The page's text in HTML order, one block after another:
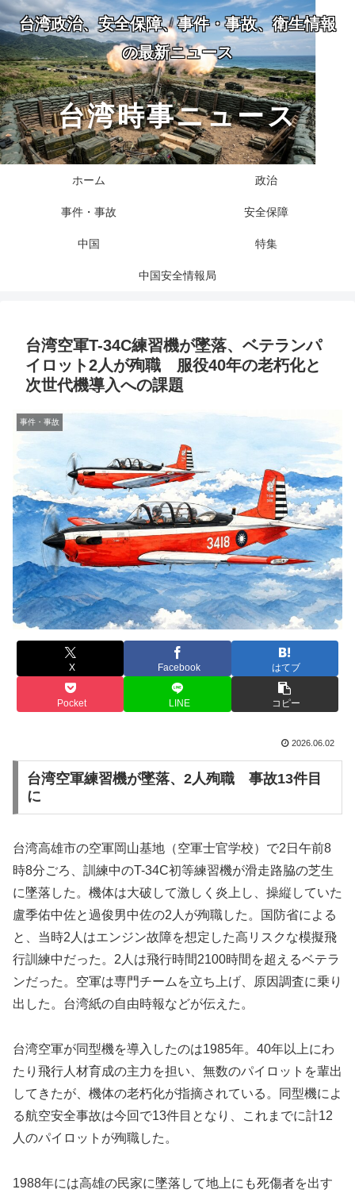
台湾政治、安全保障、事件・事故、衛生情報
の最新ニュース
台湾時事ニュース
ホーム 政治
事件・事故 安全保障
中国 特集
中国安全情報局
台湾空軍T-34C練習機が墜落、ベテランパ
イロット2人が殉職 服役40年の老朽化と
次世代機導入への課題
事件・事故
X Facebook はてブ
Pocket LINE コピー
2026.06.02
台湾空軍練習機が墜落、2人殉職 事故13件目
に
台湾高雄市の空軍岡山基地（空軍士官学校）で2日午前8
時8分ごろ、訓練中のT-34C初等練習機が滑走路脇の芝生
に墜落した。機体は大破して激しく炎上し、操縦していた
盧季佑中佐と過俊男中佐の2人が殉職した。国防省による
と、当時2人はエンジン故障を想定した高リスクな模擬飛
行訓練中だった。2人は飛行時間2100時間を超えるベテラ
ンだった。空軍は専門チームを立ち上げ、原因調査に乗り
出した。台湾紙の自由時報などが伝えた。
台湾空軍が同型機を導入したのは1985年。40年以上にわ
たり飛行人材育成の主力を担い、無数のパイロットを輩出
してきたが、機体の老朽化が指摘されている。同型機によ
る航空安全事故は今回で13件目となり、これまでに計12
人のパイロットが殉職した。
1988年には高雄の民家に墜落して地上にも死傷者を出す